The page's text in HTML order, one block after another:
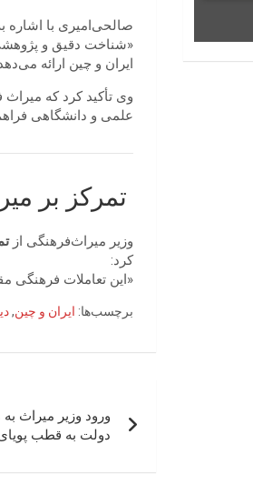
صالحی‌امیری با
«شناخت دقیق و
ایران و چین ارائه
وی تأکید کرد که میراث
علمی و دانشگاهی
تمرکز بر
وزیر میراث‌فرهنگی از
کرد:
«این تعاملات فرهنگی
برچسب‌ها: ایران و چین,
نوشته
ورود وزیر میراث
دولت به قطب